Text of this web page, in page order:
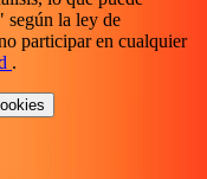
según la ley de
participar en cualquier
.